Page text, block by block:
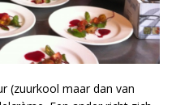
(zuurkool maar dan van